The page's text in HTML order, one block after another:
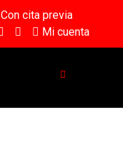
Con cita previa
Mi cuenta